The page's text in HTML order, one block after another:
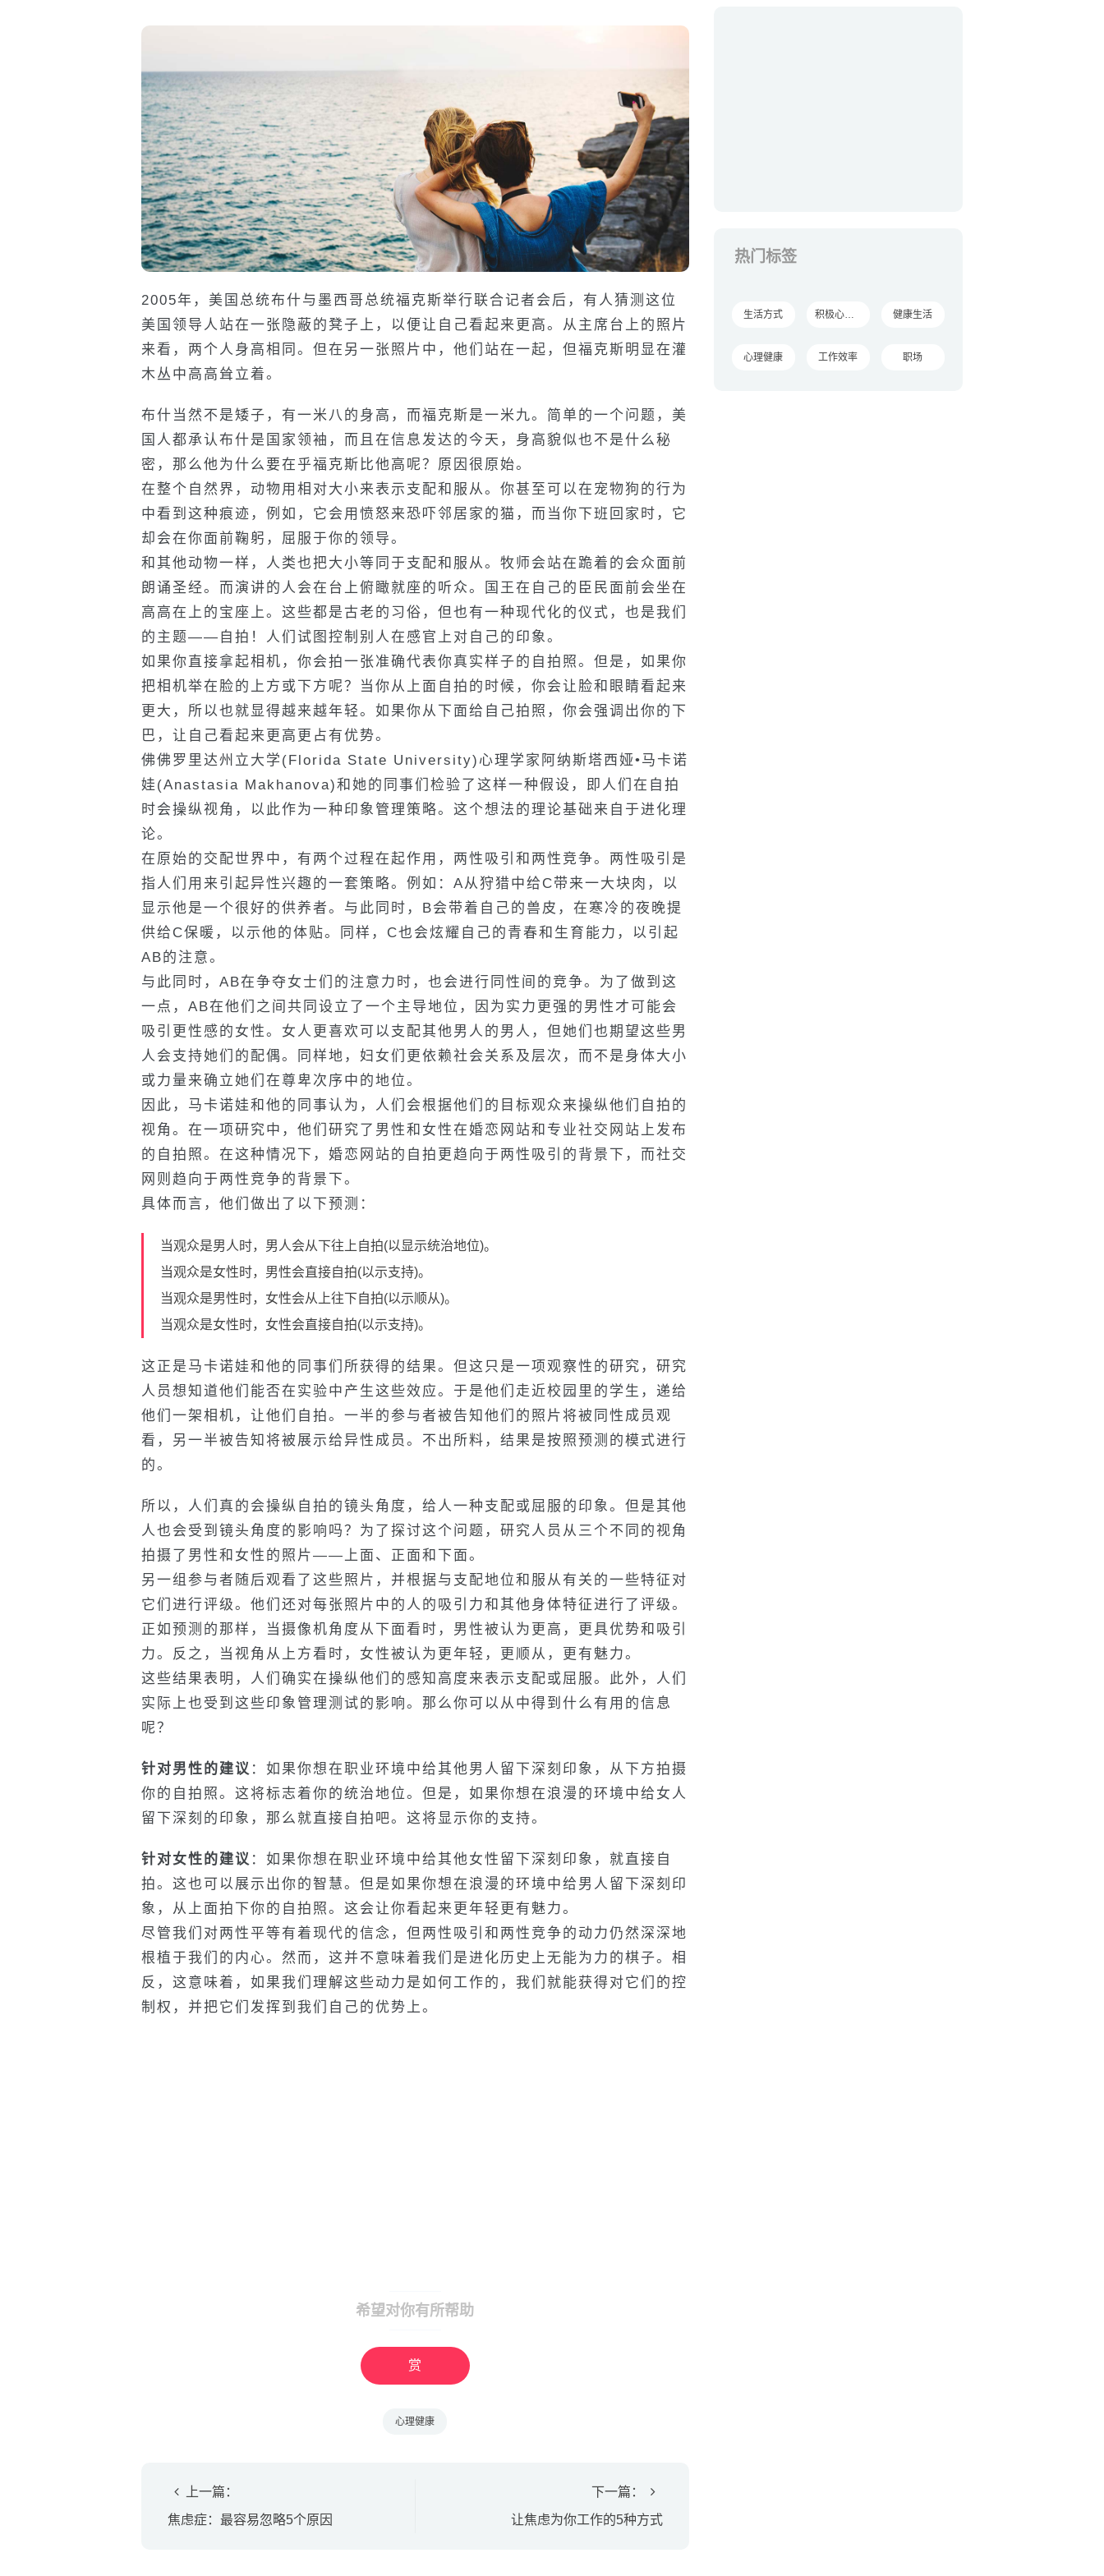
2005年，美国总统布什与墨西哥总统福克斯举行联合记者会后，有人猜测这位
美国领导人站在一张隐蔽的凳子上，以便让自己看起来更高。从主席台上的照片
来看，两个人身高相同。但在另一张照片中，他们站在一起，但福克斯明显在灌
木丛中高高耸立着。
布什当然不是矮子，有一米八的身高，而福克斯是一米九。简单的一个问题，美
国人都承认布什是国家领袖，而且在信息发达的今天，身高貌似也不是什么秘
密，那么他为什么要在乎福克斯比他高呢？原因很原始。
在整个自然界，动物用相对大小来表示支配和服从。你甚至可以在宠物狗的行为
中看到这种痕迹，例如，它会用愤怒来恐吓邻居家的猫，而当你下班回家时，它
却会在你面前鞠躬，屈服于你的领导。
和其他动物一样，人类也把大小等同于支配和服从。牧师会站在跪着的会众面前
朗诵圣经。而演讲的人会在台上俯瞰就座的听众。国王在自己的臣民面前会坐在
高高在上的宝座上。这些都是古老的习俗，但也有一种现代化的仪式，也是我们
的主题——自拍！人们试图控制别人在感官上对自己的印象。
如果你直接拿起相机，你会拍一张准确代表你真实样子的自拍照。但是，如果你
把相机举在脸的上方或下方呢？当你从上面自拍的时候，你会让脸和眼睛看起来
更大，所以也就显得越来越年轻。如果你从下面给自己拍照，你会强调出你的下
巴，让自己看起来更高更占有优势。
佛佛罗里达州立大学(Florida State University)心理学家阿纳斯塔西娅•马卡诺
娃(Anastasia Makhanova)和她的同事们检验了这样一种假设，即人们在自拍
时会操纵视角，以此作为一种印象管理策略。这个想法的理论基础来自于进化理
论。
在原始的交配世界中，有两个过程在起作用，两性吸引和两性竞争。两性吸引是
指人们用来引起异性兴趣的一套策略。例如：A从狩猎中给C带来一大块肉，以
显示他是一个很好的供养者。与此同时，B会带着自己的兽皮，在寒冷的夜晚提
供给C保暖，以示他的体贴。同样，C也会炫耀自己的青春和生育能力，以引起
AB的注意。
与此同时，AB在争夺女士们的注意力时，也会进行同性间的竞争。为了做到这
一点，AB在他们之间共同设立了一个主导地位，因为实力更强的男性才可能会
吸引更性感的女性。女人更喜欢可以支配其他男人的男人，但她们也期望这些男
人会支持她们的配偶。同样地，妇女们更依赖社会关系及层次，而不是身体大小
或力量来确立她们在尊卑次序中的地位。
因此，马卡诺娃和他的同事认为，人们会根据他们的目标观众来操纵他们自拍的
视角。在一项研究中，他们研究了男性和女性在婚恋网站和专业社交网站上发布
的自拍照。在这种情况下，婚恋网站的自拍更趋向于两性吸引的背景下，而社交
网则趋向于两性竞争的背景下。
具体而言，他们做出了以下预测：
当观众是男人时，男人会从下往上自拍(以显示统治地位)。
当观众是女性时，男性会直接自拍(以示支持)。
当观众是男性时，女性会从上往下自拍(以示顺从)。
当观众是女性时，女性会直接自拍(以示支持)。
这正是马卡诺娃和他的同事们所获得的结果。但这只是一项观察性的研究，研究
人员想知道他们能否在实验中产生这些效应。于是他们走近校园里的学生，递给
他们一架相机，让他们自拍。一半的参与者被告知他们的照片将被同性成员观
看，另一半被告知将被展示给异性成员。不出所料，结果是按照预测的模式进行
的。
所以，人们真的会操纵自拍的镜头角度，给人一种支配或屈服的印象。但是其他
人也会受到镜头角度的影响吗？为了探讨这个问题，研究人员从三个不同的视角
拍摄了男性和女性的照片——上面、正面和下面。
另一组参与者随后观看了这些照片，并根据与支配地位和服从有关的一些特征对
它们进行评级。他们还对每张照片中的人的吸引力和其他身体特征进行了评级。
正如预测的那样，当摄像机角度从下面看时，男性被认为更高，更具优势和吸引
力。反之，当视角从上方看时，女性被认为更年轻，更顺从，更有魅力。
这些结果表明，人们确实在操纵他们的感知高度来表示支配或屈服。此外，人们
实际上也受到这些印象管理测试的影响。那么你可以从中得到什么有用的信息
呢？
针对男性的建议 ：如果你想在职业环境中给其他男人留下深刻印象，从下方拍摄
你的自拍照。这将标志着你的统治地位。但是，如果你想在浪漫的环境中给女人
留下深刻的印象，那么就直接自拍吧。这将显示你的支持。
针对女性的建议 ：如果你想在职业环境中给其他女性留下深刻印象，就直接自
拍。这也可以展示出你的智慧。但是如果你想在浪漫的环境中给男人留下深刻印
象，从上面拍下你的自拍照。这会让你看起来更年轻更有魅力。
尽管我们对两性平等有着现代的信念，但两性吸引和两性竞争的动力仍然深深地
根植于我们的内心。然而，这并不意味着我们是进化历史上无能为力的棋子。相
反，这意味着，如果我们理解这些动力是如何工作的，我们就能获得对它们的控
制权，并把它们发挥到我们自己的优势上。
希望对你有所帮助
赏
心理健康
上一篇：
焦虑症：最容易忽略5个原因
下一篇：
让焦虑为你工作的5种方式
热门标签
生活方式 积极心理学 健康生活
心理健康 工作效率 职场